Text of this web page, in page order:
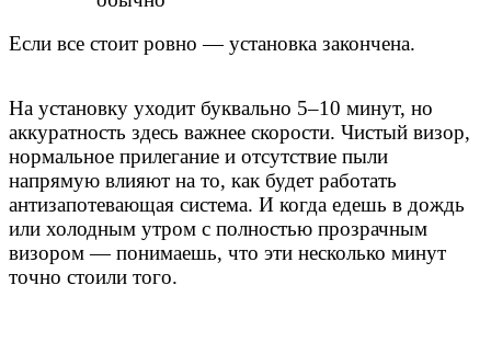
Если все стоит ровно — установка закончена.
На установку уходит буквально 5–10 минут, но
аккуратность здесь важнее скорости. Чистый визор,
нормальное прилегание и отсутствие пыли
напрямую влияют на то, как будет работать
антизапотевающая система. И когда едешь в дождь
или холодным утром с полностью прозрачным
визором — понимаешь, что эти несколько минут
точно стоили того.